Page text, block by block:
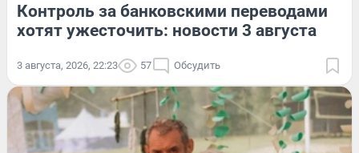
Контроль за банковскими переводами
хотят ужесточить: новости 3 августа
3 августа, 2026, 22:23 57 Обсудить